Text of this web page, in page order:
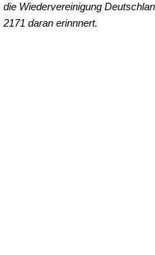
die Wiedervereinigung
2171 daran erinnnert.